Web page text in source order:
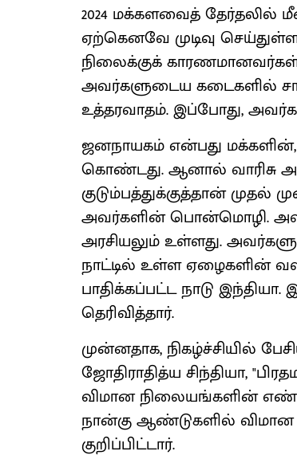
2024 மக்களவைத்
ஏற்கெனவே முடிவு
நிலைக்குக்
அவர்களுடைய கடைகளில்
உத்தரவாதம். இப்போது,
ஜனநாயகம் என்பது
கொண்டது. ஆனால் வாரிசு
குடும்பத்துக்குத்தான் முதல்
அவர்களின் பொன்மொழி.
அரசியலும் உள்ளது.
நாட்டில் உள்ள ஏழைகளின்
பாதிக்கப்பட்ட நாடு
தெரிவித்தார்.
முன்னதாக, நிகழ்ச்சியில்
ஜோதிராதித்ய சிந்தியா,
விமான நிலையங்களின்
நான்கு ஆண்டுகளில்
குறிப்பிட்டார்.